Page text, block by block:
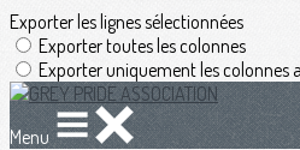
Exporter les lignes sélectionnées
Exporter toutes les colonnes
Exporter uniquement les colonnes
Menu